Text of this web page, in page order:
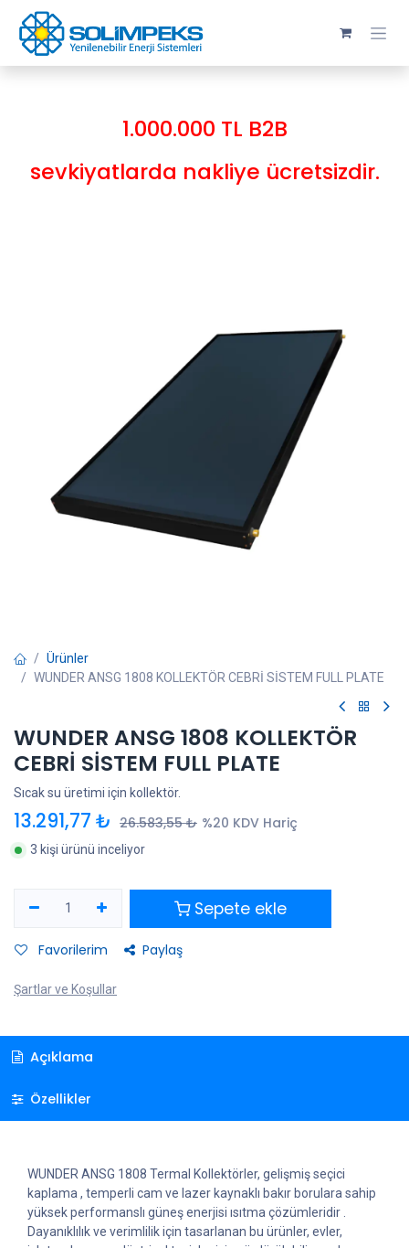
Skip to Content
1.000.000 TL B2B
sevkiyatlarda nakliye ücretsizdir.
Ürünler
WUNDER ANSG 1808 KOLLEKTÖR CEBRİ SİSTEM FULL PLATE
WUNDER ANSG 1808 KOLLEKTÖR
CEBRİ SİSTEM FULL PLATE
Sıcak su üretimi için kollektör.
13.291,77 ₺ 26.583,55₺ %20 KDV Hariç
3 kişi ürünü inceliyor
Sepete ekle
Favorilerim Paylaş
Şartlar ve Koşullar
Açıklama
Özellikler
WUNDER ANSG 1808 Termal Kollektörler, gelişmiş seçici
kaplama , temperli cam ve lazer kaynaklı bakır borulara sahip
yüksek performanslı güneş enerjisi ısıtma çözümleridir .
Dayanıklılık ve verimlilik için tasarlanan bu ürünler, evler,